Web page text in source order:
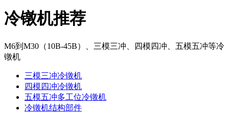
冷镦机推荐
M6到M30（10B-45B）、三模三冲、四模四冲、五模五冲等冷
镦机
三模三冲冷镦机
四模四冲冷镦机
五模五冲多工位冷镦机
冷镦机结构部件